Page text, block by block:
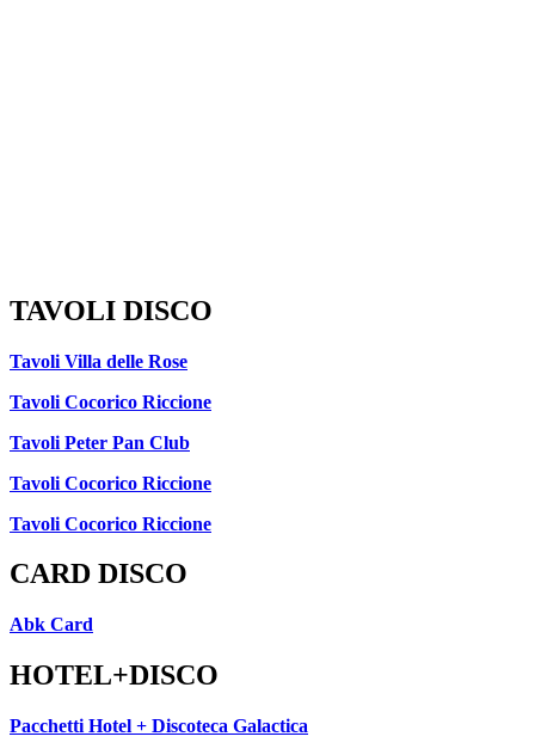
TAVOLI DISCO
Tavoli Villa delle Rose
Tavoli Cocorico Riccione
Tavoli Peter Pan Club
Tavoli Cocorico Riccione
Tavoli Cocorico Riccione
CARD DISCO
Abk Card
HOTEL+DISCO
Pacchetti Hotel + Discoteca Galactica